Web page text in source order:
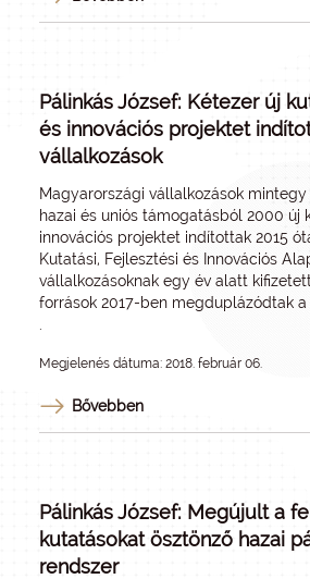
Pálinkás József: Kétezer új
és innovációs projektet
vállalkozások
Magyarországi vállalkozások
hazai és uniós támogatásból 2000 új
innovációs projektet indítottak 2015
Kutatási, Fejlesztési és Innovációs
vállalkozásoknak egy év alatt
források 2017-ben megduplázódtak a
Megjelenés dátuma: 2018. február 06.
Bővebben
Pálinkás József: Megújult a
kutatásokat ösztönző hazai
rendszer